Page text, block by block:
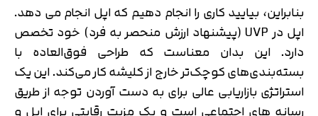
بنابراین، بیایید کاری را انجام دهیم که اپل انجام می دهد.
اپل در UVP (پیشنهاد ارزش منحصر به فرد) خود تخصص
دارد. این بدان معناست که طراحی فوق‌العاده با
بسته‌بندی‌های کوچک‌تر خارج از کلیشه کار می‌کند. این یک
استراتژی بازاریابی عالی برای به دست آوردن توجه از طریق